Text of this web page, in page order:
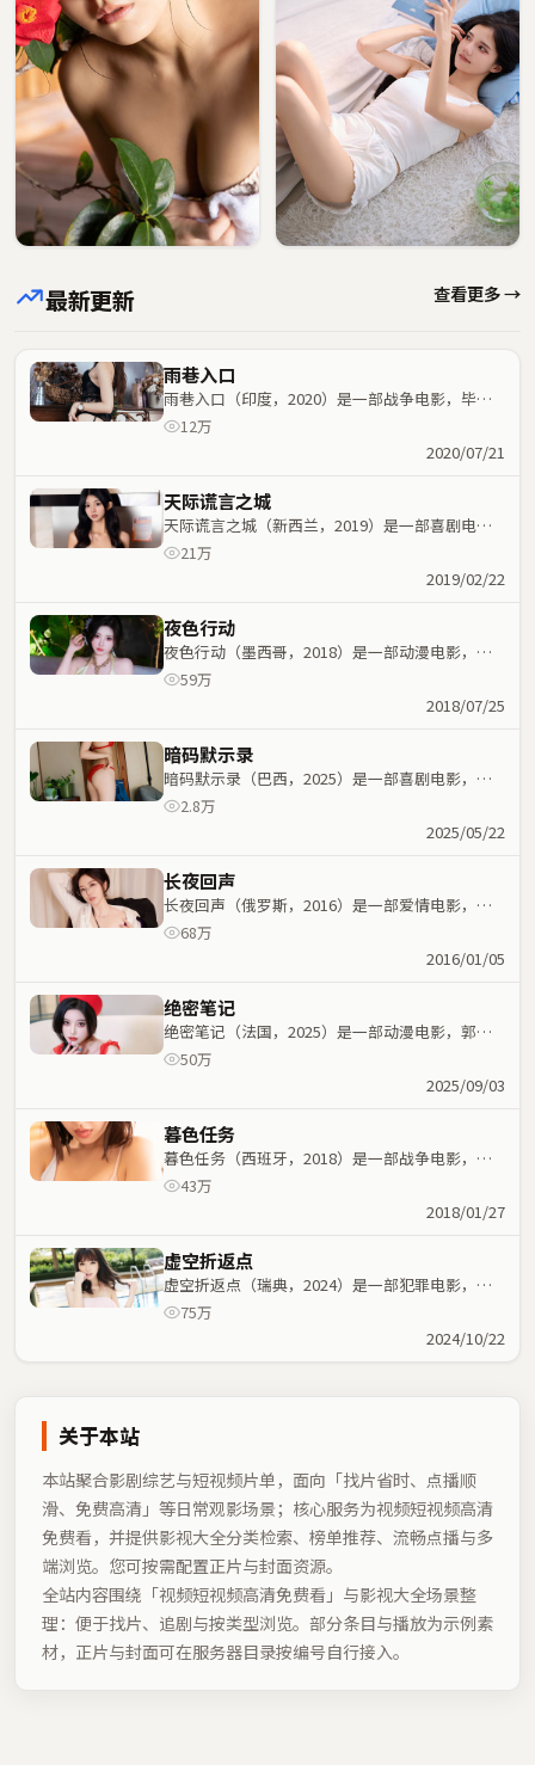
最新更新 查看更多 →
雨巷入口
雨巷入口（印度，2020）是一部战争电影，毕赣
执导，玛丽昂·歌迪亚、佛罗伦斯·珀等主演；战
争元素与人物命运紧密交织，节奏紧凑。
12万
2020/07/21
天际谎言之城
天际谎言之城（新西兰，2019）是一部喜剧电
影，陈可辛执导，巩俐、梁家辉等主演；喜剧元素
21万
2019/02/22
夜色行动
夜色行动（墨西哥，2018）是一部动漫电影，杜
琪峰执导，巩俐、魏翔等主演；动漫元素与人物命
59万
2018/07/25
暗码默示录
暗码默示录（巴西，2025）是一部喜剧电影，宁
浩执导，梁朝伟、张国荣等主演；喜剧元素与人物
2.8万
2025/05/22
长夜回声
长夜回声（俄罗斯，2016）是一部爱情电影，史
蒂文·斯皮尔伯格执导，范伟、迪丽热巴等主演；
爱情元素与人物命运紧密交织，节奏紧凑。
68万
2016/01/05
绝密笔记
绝密笔记（法国，2025）是一部动漫电影，郭帆
执导，玛丽昂·歌迪亚、刘亦菲等主演；动漫元素
50万
2025/09/03
暮色任务
暮色任务（西班牙，2018）是一部战争电影，北
野武执导，张译、张子枫等主演；战争元素与人物
43万
2018/01/27
虚空折返点
虚空折返点（瑞典，2024）是一部犯罪电影，毕
赣执导，沈腾、马思纯等主演；犯罪元素与人物命
75万
2024/10/22
关于本站
本站聚合影剧综艺与短视频片单，面向「找片省时、点播顺
滑、免费高清」等日常观影场景；核心服务为视频短视频高清
免费看，并提供影视大全分类检索、榜单推荐、流畅点播与多
端浏览。您可按需配置正片与封面资源。
全站内容围绕「视频短视频高清免费看 」与影视大全场景整
理：便于找片、追剧与按类型浏览。部分条目与播放为示例素
材，正片与封面可在服务器目录按编号自行接入。